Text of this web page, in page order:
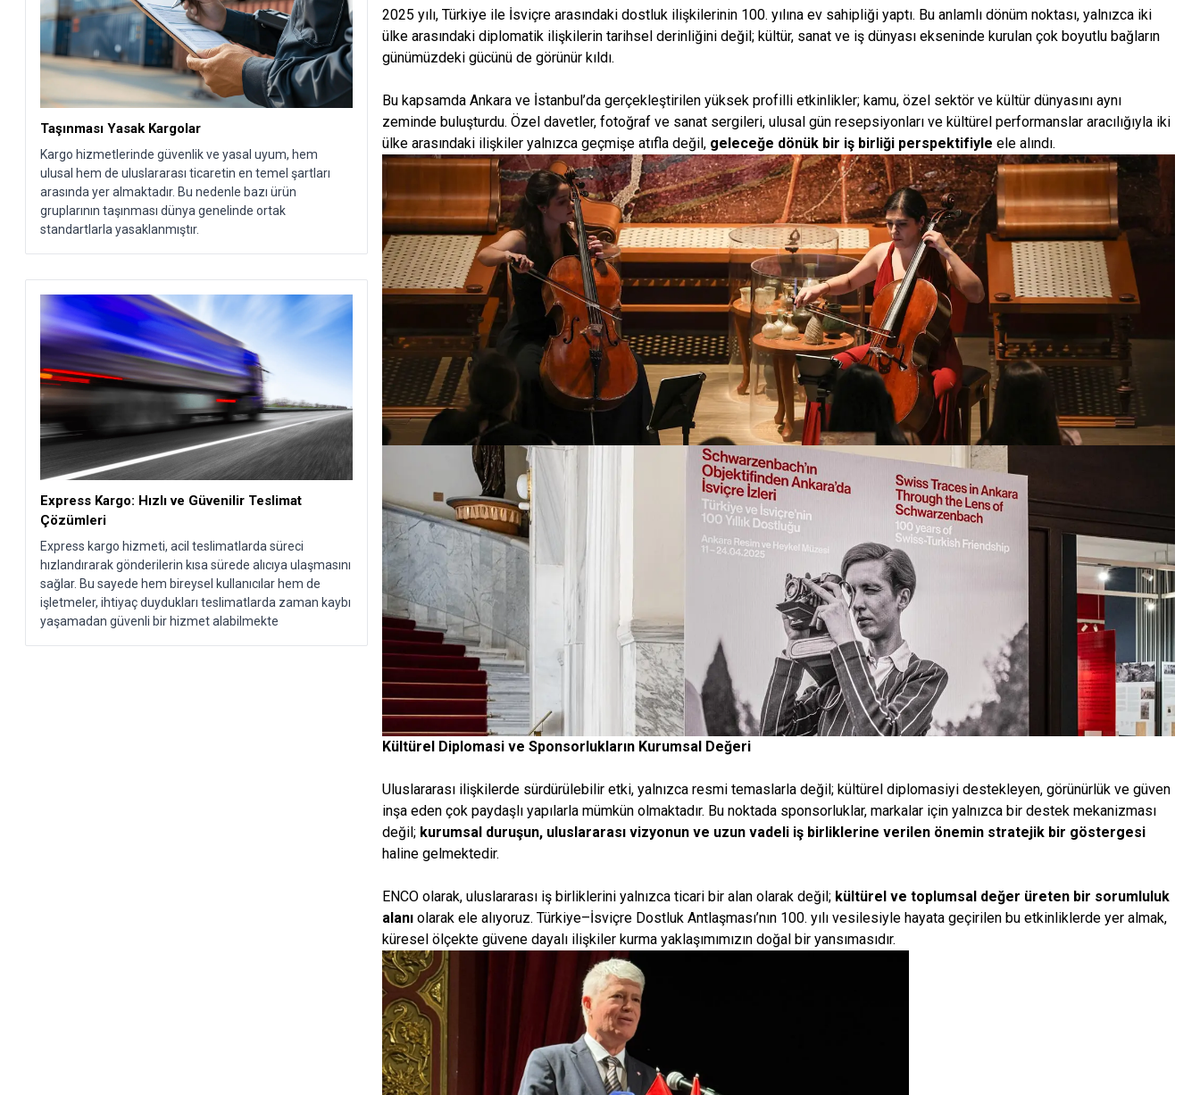
Taşınması Yasak Kargolar
Kargo hizmetlerinde güvenlik ve yasal uyum, hem
ulusal hem de uluslararası ticaretin en temel şartları
arasında yer almaktadır. Bu nedenle bazı ürün
gruplarının taşınması dünya genelinde ortak
standartlarla yasaklanmıştır.
Express Kargo: Hızlı ve Güvenilir Teslimat
Çözümleri
Express kargo hizmeti, acil teslimatlarda süreci
hızlandırarak gönderilerin kısa sürede alıcıya ulaşmasını
sağlar. Bu sayede hem bireysel kullanıcılar hem de
işletmeler, ihtiyaç duydukları teslimatlarda zaman kaybı
yaşamadan güvenli bir hizmet alabilmekte
2025 yılı, Türkiye ile İsviçre arasındaki dostluk ilişkilerinin 100. yılına ev sahipliği yaptı. Bu anlamlı dönüm noktası, yalnızca iki
ülke arasındaki diplomatik ilişkilerin tarihsel derinliğini değil; kültür, sanat ve iş dünyası ekseninde kurulan çok boyutlu bağların
günümüzdeki gücünü de görünür kıldı.​
Bu kapsamda Ankara ve İstanbul’da gerçekleştirilen yüksek profilli etkinlikler; kamu, özel sektör ve kültür dünyasını aynı
zeminde buluşturdu. Özel davetler, fotoğraf ve sanat sergileri, ulusal gün resepsiyonları ve kültürel performanslar aracılığıyla iki
ülke arasındaki ilişkiler yalnızca geçmişe atıfla değil, geleceğe dönük bir iş birliği perspektifiyle ele alındı.​
Kültürel Diplomasi ve Sponsorlukların Kurumsal Değeri​
Uluslararası ilişkilerde sürdürülebilir etki, yalnızca resmi temaslarla değil; kültürel diplomasiyi destekleyen, görünürlük ve güven
inşa eden çok paydaşlı yapılarla mümkün olmaktadır. Bu noktada sponsorluklar, markalar için yalnızca bir destek mekanizması
değil; kurumsal duruşun, uluslararası vizyonun ve uzun vadeli iş birliklerine verilen önemin stratejik bir göstergesi
haline gelmektedir.​
ENCO olarak, uluslararası iş birliklerini yalnızca ticari bir alan olarak değil; kültürel ve toplumsal değer üreten bir sorumluluk
alanı olarak ele alıyoruz. Türkiye–İsviçre Dostluk Antlaşması’nın 100. yılı vesilesiyle hayata geçirilen bu etkinliklerde yer almak,
küresel ölçekte güvene dayalı ilişkiler kurma yaklaşımımızın doğal bir yansımasıdır.​